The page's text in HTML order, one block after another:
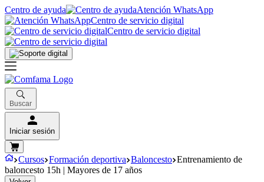
Centro de ayuda
Atención WhatsApp
Centro de servicio digital
Centro de servicio digital
Buscar
Iniciar sesión
Cursos Formación deportiva Baloncesto Entrenamiento de
baloncesto 15h | Mayores de 17 años